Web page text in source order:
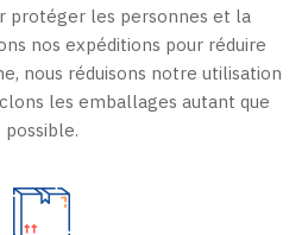
protéger les personnes et la
nos expéditions pour réduire
nous réduisons notre utilisation
les emballages autant que
possible.